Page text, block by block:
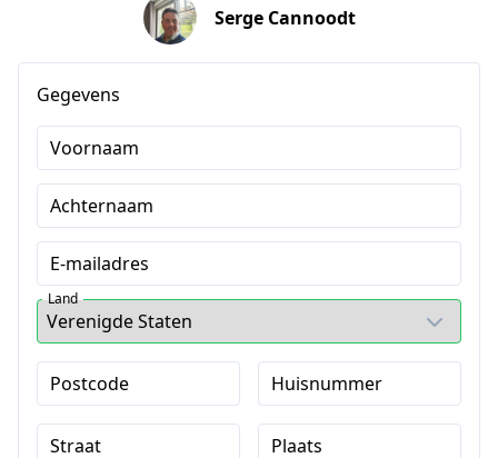
Serge Cannoodt
Gegevens
Voornaam
Achternaam
E-mailadres
Land
Postcode Huisnummer
Straat Plaats